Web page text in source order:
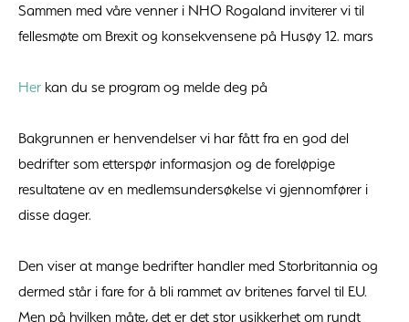
Sammen med våre venner i NHO Rogaland inviterer vi til
fellesmøte om Brexit og konsekvensene på Husøy 12. mars
Her kan du se program og melde deg på
Bakgrunnen er henvendelser vi har fått fra en god del
bedrifter som etterspør informasjon og de foreløpige
resultatene av en medlemsundersøkelse vi gjennomfører i
disse dager.
Den viser at mange bedrifter handler med Storbritannia og
dermed står i fare for å bli rammet av britenes farvel til EU.
Men på hvilken måte, det er det stor usikkerhet om rundt